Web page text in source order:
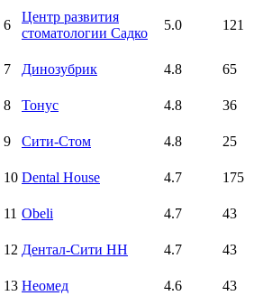
6
Центр развития
стоматологии Садко
5.0 121
7 Динозубрик 4.8
65
8 Тонус 4.8
36
9 Сити-Стом 4.8
25
10 Dental House 4.7
175
11 Obeli 4.7
43
12 Дентал-Сити НН 4.7
43
13 Неомед 4.6
43